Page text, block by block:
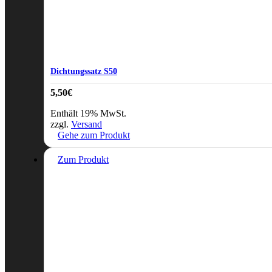
Dichtungssatz S50
5,50€
Enthält 19% MwSt.
zzgl. Versand
Gehe zum Produkt
Zum Produkt